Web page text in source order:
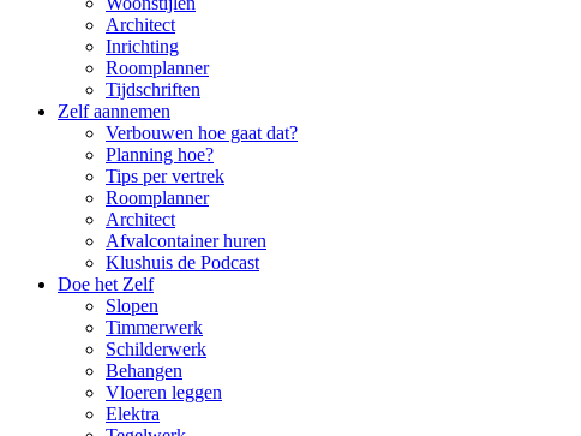
Architect
Inrichting
Roomplanner
Tijdschriften
Zelf aannemen
Verbouwen hoe gaat dat?
Planning hoe?
Tips per vertrek
Roomplanner
Architect
Afvalcontainer huren
Klushuis de Podcast
Doe het Zelf
Slopen
Timmerwerk
Schilderwerk
Behangen
Vloeren leggen
Elektra